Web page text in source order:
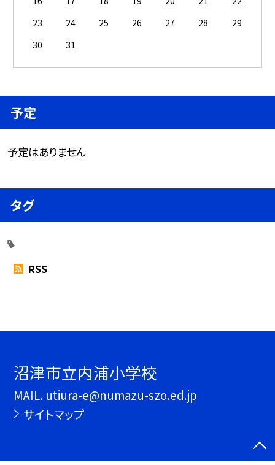
23
24 25 26 27 28
29
30
31
予定
予定はありません
タグ
RSS
沼津市立内浦小学校
MAIL. utiura-e@numazu-szo.ed.jp
サイトマップ